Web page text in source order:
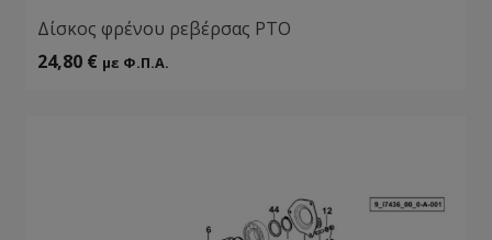
Δίσκος φρένου ρεβέρσας ΡΤΟ
24,80 € με Φ.Π.Α.